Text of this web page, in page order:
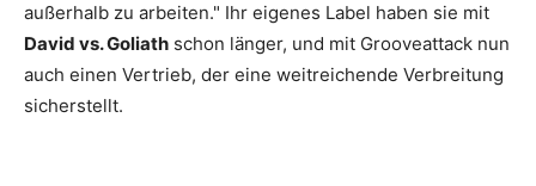
außerhalb zu arbeiten." Ihr eigenes Label haben sie mit
David vs. Goliath schon länger, und mit Grooveattack nun
auch einen Vertrieb, der eine weitreichende Verbreitung
sicherstellt.